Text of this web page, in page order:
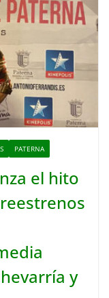
PATERNA
el hito
y